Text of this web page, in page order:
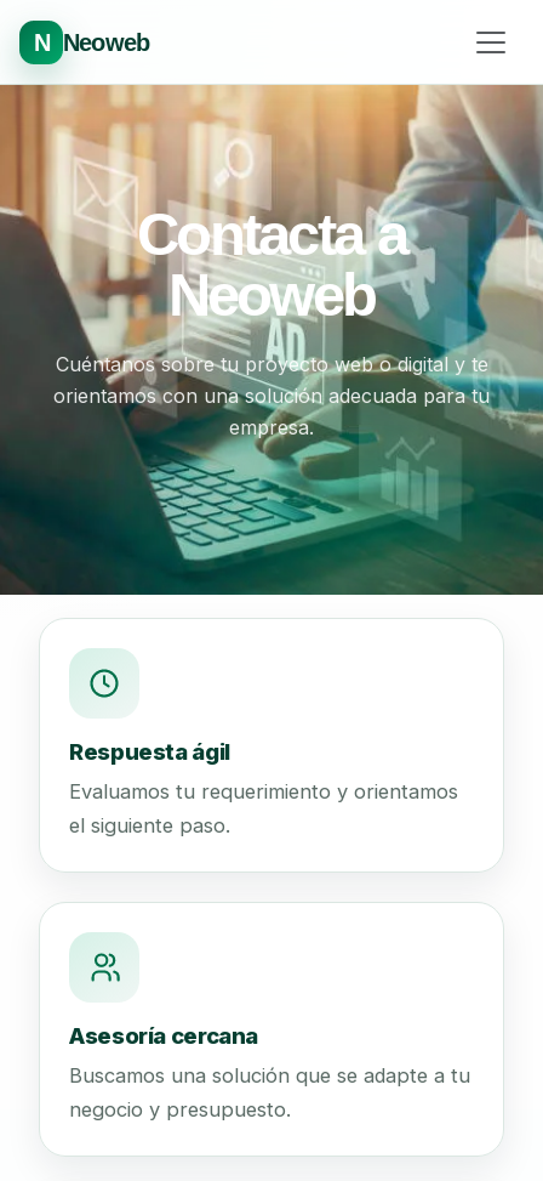
N Neoweb
Contacta a
Neoweb
Cuéntanos sobre tu proyecto web o digital y te
orientamos con una solución adecuada para tu
empresa.
Respuesta ágil
Evaluamos tu requerimiento y orientamos
el siguiente paso.
Asesoría cercana
Buscamos una solución que se adapte a tu
negocio y presupuesto.